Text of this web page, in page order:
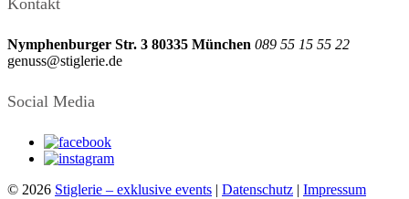
Kontakt
Nymphenburger Str. 3 80335 München 089 55 15 55 22
genuss@stiglerie.de
Social Media
© 2026 Stiglerie – exklusive events | Datenschutz | Impressum